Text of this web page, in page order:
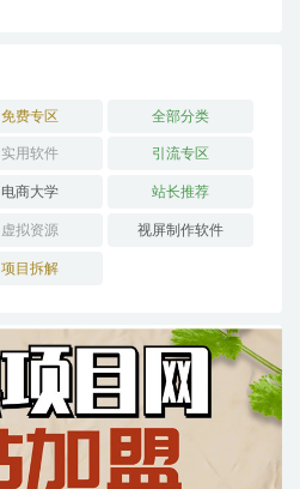
免费专区 全部分类
实用软件 引流专区
电商大学 站长推荐
虚拟资源 视屏制作软件
项目拆解